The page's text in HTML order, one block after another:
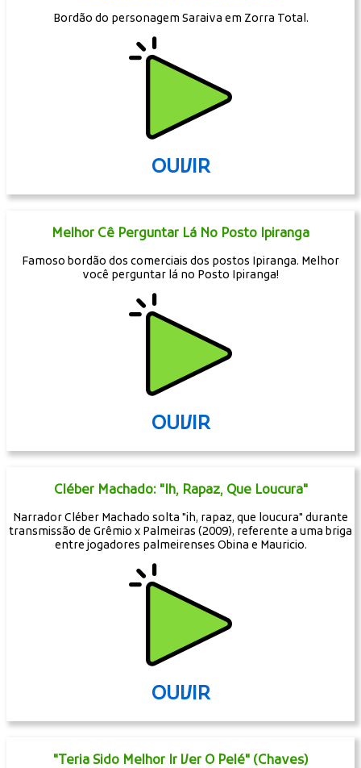
Bordão do personagem Saraiva em Zorra Total.
OUVIR
Melhor Cê Perguntar Lá No Posto Ipiranga
Famoso bordão dos comerciais dos postos Ipiranga. Melhor
você perguntar lá no Posto Ipiranga!
OUVIR
Cléber Machado: "Ih, Rapaz, Que Loucura"
Narrador Cléber Machado solta "ih, rapaz, que loucura" durante
transmissão de Grêmio x Palmeiras (2009), referente a uma briga
entre jogadores palmeirenses Obina e Mauricio.
OUVIR
"Teria Sido Melhor Ir Ver O Pelé" (Chaves)